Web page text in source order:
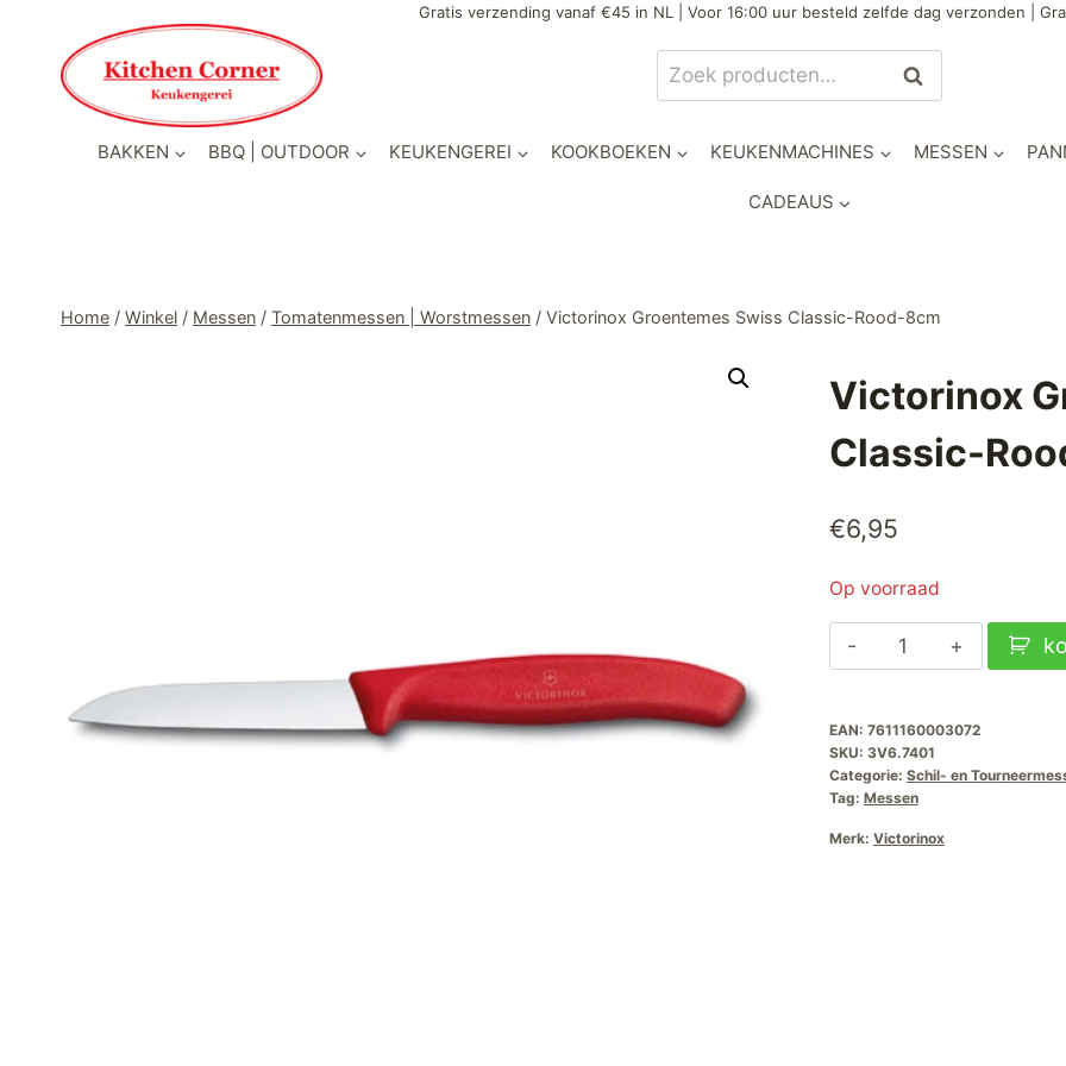
inhoud
Gratis verzending vanaf €45 in NL | Voor 16:00 uur besteld zelfde dag verzonden |
Zoeken
naar:
Zoeken
BAKKEN BBQ | OUTDOOR KEUKENGEREI KOOKBOEKEN KEUKENMACHINES MESSEN
CADEAUS
Home / Winkel / Messen / Tomatenmessen | Worstmessen / Victorinox Groentemes Swiss Classic-Rood-8cm
Victorinox
Classic-
€6,95
Op voorraad
Victorinox
Groentemes
Classic-
Rood-
8cm
aantal
EAN: 7611160003072
SKU: 3V6.7401
Categorie: Schil- en
Tag: Messen
Merk: Victorinox